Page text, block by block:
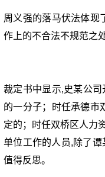
周义强的落马伏法体现
作上的不合法不规范之
裁定书中显示,史某公
的一分子；时任承德市
定的；时任双桥区人力
单位工作的人员,除了
值得反思。